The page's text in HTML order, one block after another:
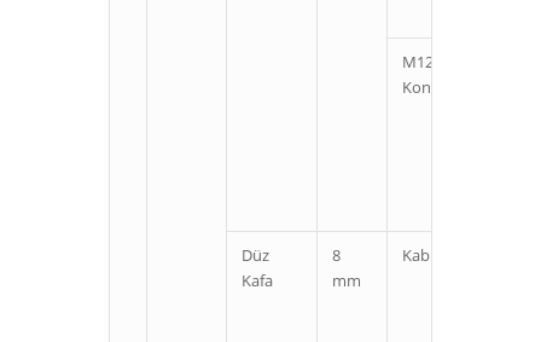
M12
Konnektörlü
Düz
Kafa
8
mm
Kablolu